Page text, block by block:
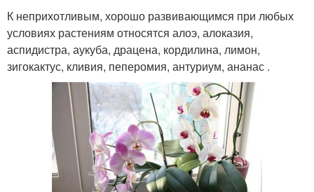
К неприхотливым, хорошо развивающимся при любых
условиях растениям относятся алоэ, алоказия,
аспидистра, аукуба, драцена, кордилина, лимон,
зигокактус, кливия, пеперомия, антуриум, ананас .